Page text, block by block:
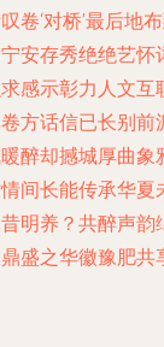
卷‘对桥’最后地
安存秀绝绝艺怀
感示彰力人文
方话信已长别前
醉却撼城厚曲象
间长能传承华
明养？共醉声韵
盛之华徽豫肥共